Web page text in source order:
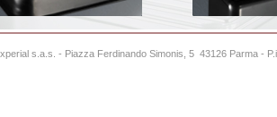
s.a.s. - Piazza Ferdinando Simonis, 5 43126 Parma -